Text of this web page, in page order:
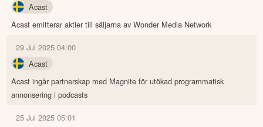
Acast
Acast emitterar aktier till säljarna av Wonder Media Network
29 Jul 2025 04:00
Acast
Acast ingår partnerskap med Magnite för utökad programmatisk
annonsering i podcasts
25 Jul 2025 05:01